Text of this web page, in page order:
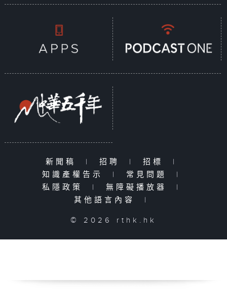
新聞稿 | 招聘 | 招標
|
知識產權告示
| 常見問題
|
私隱政策
| 無障礙播放器
|
其他語言內容
|
© 2026 rthk.hk